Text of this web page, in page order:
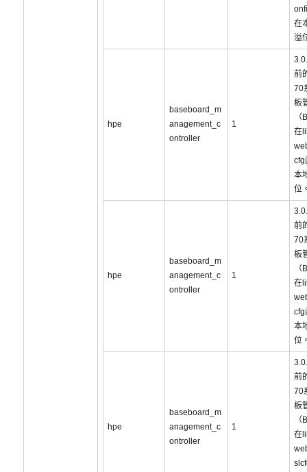
在
溢
hpe
baseboard_m
anagement_c
ontroller
1
前
70
板
在
cfg
本
位
hpe
baseboard_m
anagement_c
ontroller
1
前
70
板
在
cfg
本
位
hpe
baseboard_m
anagement_c
ontroller
1
前
70
板
在